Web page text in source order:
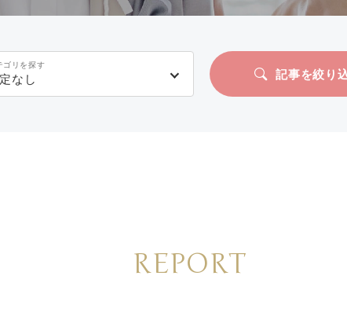
ゴリを探す
なし 記事を絞り
REPORT